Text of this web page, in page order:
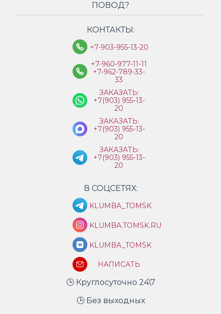
ПОВОД?
КОНТАКТЫ:
+7-903-955-13-20
+7-960-977-11-11
+7-962-789-33-
33
ЗАКАЗАТЬ:
+7(903) 955-13-
20
ЗАКАЗАТЬ:
+7(903) 955-13-
20
ЗАКАЗАТЬ:
+7(903) 955-13-
20
В СОЦСЕТЯХ:
KLUMBA_TOMSK
KLUMBA.TOMSK.RU
KLUMBA_TOMSK
НАПИСАТЬ
🕒 Круглосуточно 24\7
🕒 Без выходных